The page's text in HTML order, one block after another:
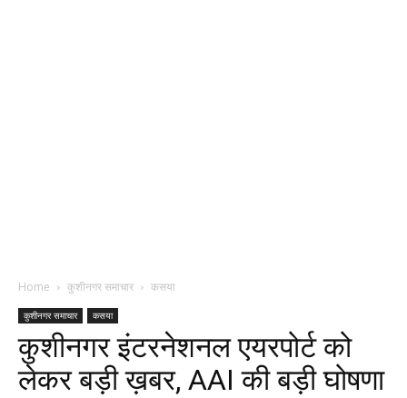
Home कुशीनगर समाचार कसया
कुशीनगर समाचार कसया
कुशीनगर इंटरनेशनल एयरपोर्ट को
लेकर बड़ी ख़बर, AAI की बड़ी घोषणा